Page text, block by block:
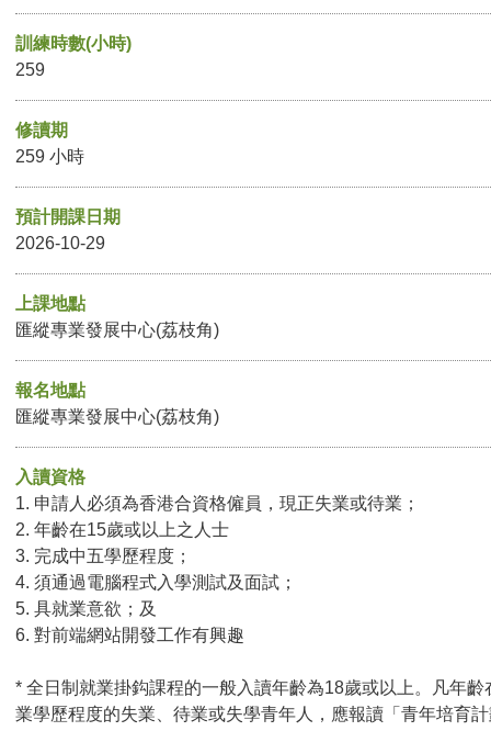
訓練時數(小時)
259
修讀期
259 小時
預計開課日期
2026-10-29
上課地點
匯縱專業發展中心(荔枝角)
報名地點
匯縱專業發展中心(荔枝角)
入讀資格
1. 申請人必須為香港合資格僱員，現正失業或待業；
2. 年齡在15歲或以上之人士
3. 完成中五學歷程度；
4. 須通過電腦程式入學測試及面試；
5. 具就業意欲；及
6. 對前端網站開發工作有興趣
* 全日制就業掛鈎課程的一般入讀年齡為18歲或以上。凡年
業學歷程度的失業、待業或失學青年人，應報讀「青年培育